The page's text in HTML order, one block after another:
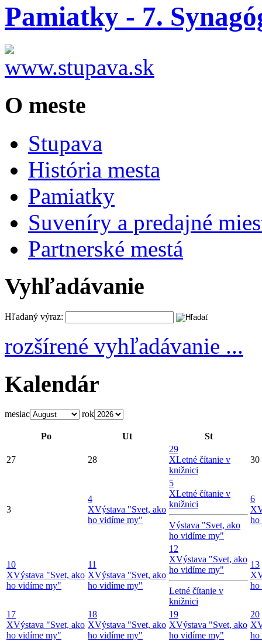
Pamiatky - 7.
O meste
Stupava
História mesta
Pamiatky
Suveníry a predajné
Partnerské mestá
Vyhľadávanie
Hľadaný výraz:
rozšírené vyhľadávanie ...
Kalendár
mesiac rok
Po Ut St
27 28
29
XLetné čítanie v
knižnici
30
3
4
XVýstava "Svet, ako
ho vidíme my"
5
XLetné čítanie v
knižnici
Výstava "Svet, ako
ho vidíme my"
6
X
ho
10
XVýstava "Svet, ako
ho vidíme my"
11
XVýstava "Svet, ako
ho vidíme my"
12
XVýstava "Svet, ako
ho vidíme my"
Letné čítanie v
knižnici
13
X
ho
17
XVýstava "Svet, ako
ho vidíme my"
18
XVýstava "Svet, ako
ho vidíme my"
19
XVýstava "Svet, ako
ho vidíme my"
20
X
ho